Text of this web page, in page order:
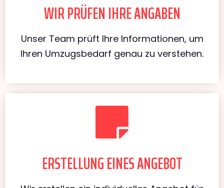
WIR PRÜFEN IHRE ANGABEN
Unser Team prüft Ihre Informationen, um
Ihren Umzugsbedarf genau zu verstehen.
ERSTELLUNG EINES ANGEBOT